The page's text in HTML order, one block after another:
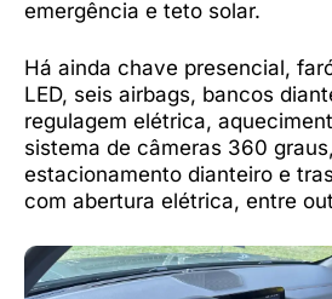
emergência e teto solar.
Há ainda chave presencial,
LED, seis airbags, bancos
regulagem elétrica,
sistema de câmeras 360
estacionamento dianteiro e
com abertura elétrica, entre